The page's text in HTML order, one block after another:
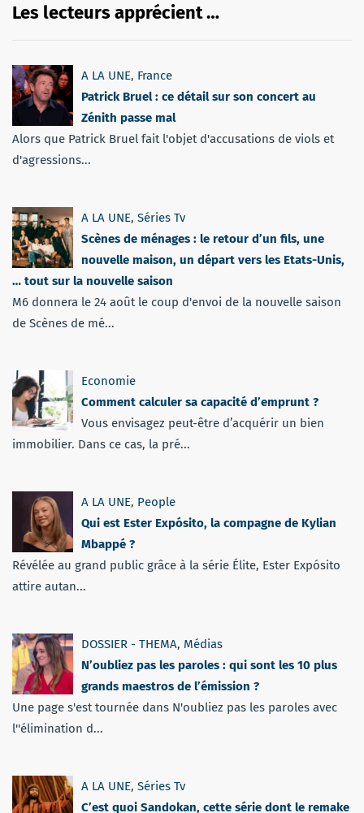
Les lecteurs apprécient …
A LA UNE, France
Patrick Bruel : ce détail sur son concert au
Zénith passe mal
Alors que Patrick Bruel fait l'objet d'accusations de viols et
d'agressions...
A LA UNE, Séries Tv
Scènes de ménages : le retour d’un fils, une
nouvelle maison, un départ vers les Etats-Unis,
… tout sur la nouvelle saison
M6 donnera le 24 août le coup d'envoi de la nouvelle saison
de Scènes de mé...
Economie
Comment calculer sa capacité d’emprunt ?
Vous envisagez peut-être d’acquérir un bien
immobilier. Dans ce cas, la pré...
A LA UNE, People
Qui est Ester Expósito, la compagne de Kylian
Mbappé ?
Révélée au grand public grâce à la série Élite, Ester Expósito
attire autan...
DOSSIER - THEMA, Médias
N’oubliez pas les paroles : qui sont les 10 plus
grands maestros de l’émission ?
Une page s'est tournée dans N'oubliez pas les paroles avec
l''élimination d...
A LA UNE, Séries Tv
C’est quoi Sandokan, cette série dont le remake